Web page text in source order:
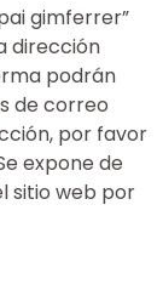
gimferrer”
dirección
podrán
de correo
por favor
expone de
sitio web por